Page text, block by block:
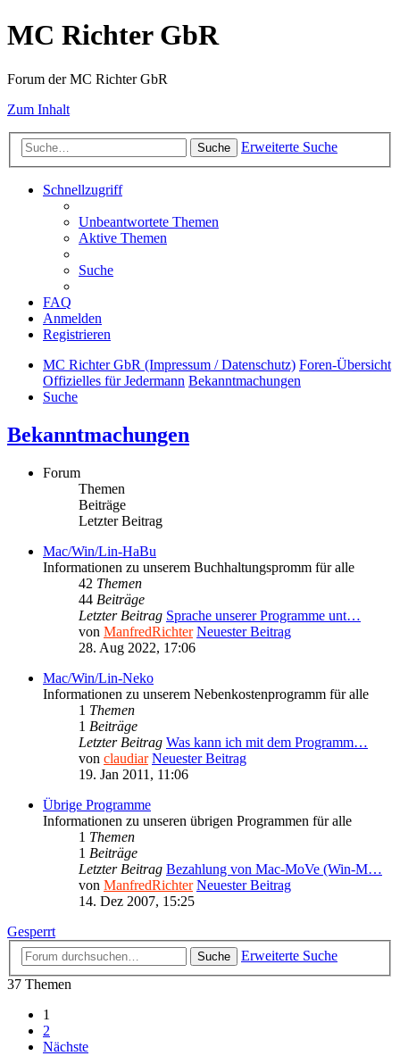
MC Richter GbR
Forum der MC Richter GbR
Zum Inhalt
Suche Erweiterte Suche
Schnellzugriff
Unbeantwortete Themen
Aktive Themen
Suche
FAQ
Anmelden
Registrieren
MC Richter GbR (Impressum / Datenschutz) Foren-Übersicht
Offizielles für Jedermann Bekanntmachungen
Suche
Bekanntmachungen
Forum
Themen
Beiträge
Letzter Beitrag
Mac/Win/Lin-HaBu
Informationen zu unserem Buchhaltungspromm für alle
42 Themen
44 Beiträge
Letzter Beitrag Sprache unserer Programme unt…
von ManfredRichter Neuester Beitrag
28. Aug 2022, 17:06
Mac/Win/Lin-Neko
Informationen zu unserem Nebenkostenprogramm für alle
1 Themen
1 Beiträge
Letzter Beitrag Was kann ich mit dem Programm…
von claudiar Neuester Beitrag
19. Jan 2011, 11:06
Übrige Programme
Informationen zu unseren übrigen Programmen für alle
1 Themen
1 Beiträge
Letzter Beitrag Bezahlung von Mac-MoVe (Win-M…
von ManfredRichter Neuester Beitrag
14. Dez 2007, 15:25
Gesperrt
Suche
Erweiterte Suche
37 Themen
1
2
Nächste